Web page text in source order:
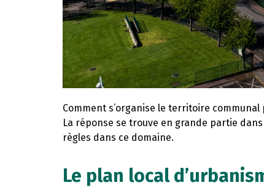
Comment s’organise le territoire
La réponse se trouve en grande partie
règles dans ce domaine.
Le plan local